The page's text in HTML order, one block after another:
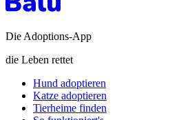
Die Adoptions-App
die Leben rettet
Hund adoptieren
Katze adoptieren
Tierheime finden